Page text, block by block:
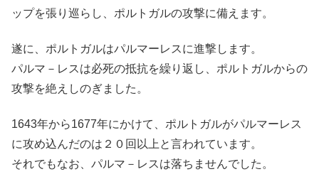
ップを張り巡らし、ポルトガルの攻撃に備えます。
遂に、ポルトガルはパルマーレスに進撃します。
パルマ－レスは必死の抵抗を繰り返し、ポルトガルからの
攻撃を絶えしのぎました。
1643年から1677年にかけて、ポルトガルがパルマーレス
に攻め込んだのは２０回以上と言われています。
それでもなお、パルマ－レスは落ちませんでした。